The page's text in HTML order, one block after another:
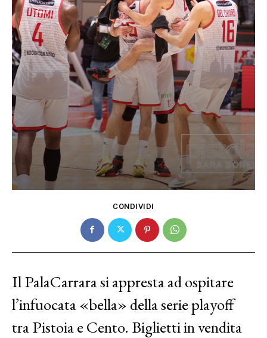
CONDIVIDI
Il PalaCarrara si appresta ad ospitare
l’infuocata «bella» della serie playoff
tra Pistoia e Cento. Biglietti in vendita